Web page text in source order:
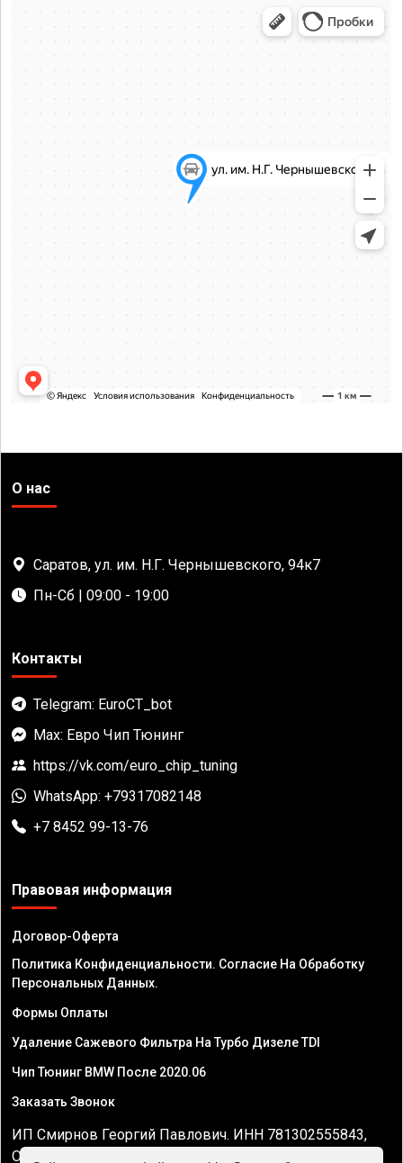
О нас
Саратов, ул. им. Н.Г. Чернышевского, 94к7
Пн-Сб | 09:00 - 19:00
Контакты
Telegram: EuroCT_bot
Max: Евро Чип Тюнинг
https://vk.com/euro_chip_tuning
WhatsApp: +79317082148
+7 8452 99-13-76
Правовая информация
Договор-Оферта
Политика Конфиденциальности. Согласие На Обработку
Персональных Данных.
Формы Оплаты
Удаление Сажевого Фильтра На Турбо Дизеле TDI
Чип Тюнинг BMW После 2020.06
Заказать Звонок
ИП Смирнов Георгий Павлович. ИНН 781302555843,
ОГРНИП 324470400032610